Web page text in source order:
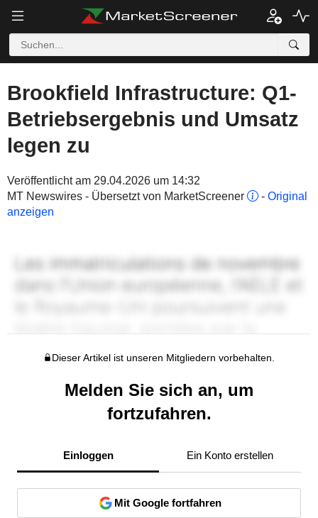
Brookfield Infrastructure: Q1-
Betriebsergebnis und Umsatz
legen zu
Veröffentlicht am 29.04.2026 um 14:32
MT Newswires - Übersetzt von MarketScreener
- Original
anzeigen
Dieser Artikel ist unseren Mitgliedern vorbehalten.
Melden Sie sich an, um
fortzufahren.
Einloggen Ein Konto erstellen
Mit Google fortfahren